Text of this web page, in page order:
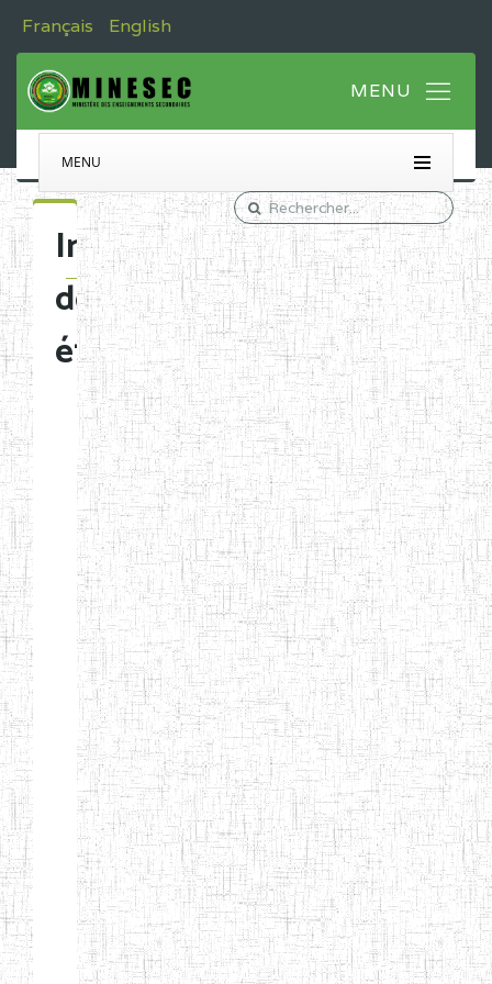
Français English
MENU
Immatriculation
des
établissements
Etablissements
d'enseignement
normal
ENI
Chercher:
Effacer les filtres
Denomination
Type